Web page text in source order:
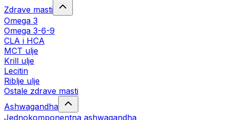
Zdrave masti
Omega 3
Omega 3-6-9
CLA i HCA
MCT ulje
Krill ulje
Lecitin
Riblje ulje
Ostale zdrave masti
Ashwagandha
Jednokomponentna ashwagandha